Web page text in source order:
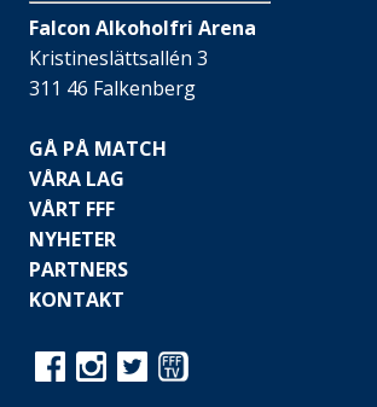
Falcon Alkoholfri Arena
Kristineslättsallén 3
311 46 Falkenberg
GÅ PÅ MATCH
VÅRA LAG
VÅRT FFF
NYHETER
PARTNERS
KONTAKT